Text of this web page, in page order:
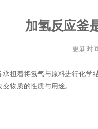
加氢反应釜
更新时
担着将氢气与原料进行化学
物质的性质与用途。